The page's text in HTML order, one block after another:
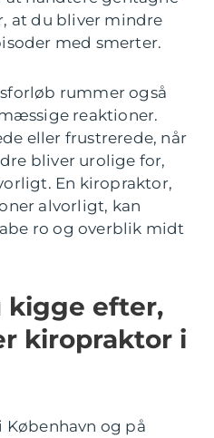
at du bliver mindre
med smerter.
rummer også
reaktioner.
eller frustrerede, når
bliver urolige for,
En kiropraktor,
alvorligt, kan
ro og overblik midt
kigge efter,
kiropraktor i
og på